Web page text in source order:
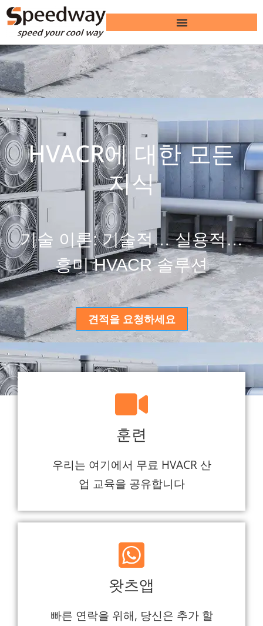
HVACR에 대한 모든
지식
기술 이론: 기술적… 실용적…
흥미 HVACR 솔루션
견적을 요청하세요
훈련
우리는 여기에서 무료 HVACR 산
업 교육을 공유합니다
왓츠앱
빠른 연락을 위해, 당신은 추가 할